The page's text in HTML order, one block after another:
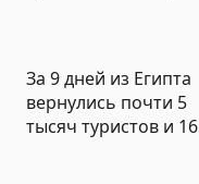
За 9 дней из Египта
вернулись почти 5
тысяч туристов и 16